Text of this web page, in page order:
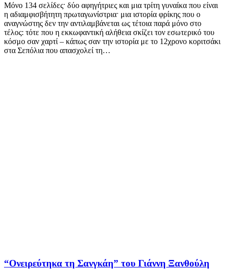
Μόνο 134 σελίδεςˑ δύο αφηγήτριες και μια τρίτη γυναίκα που είναι
η αδιαμφισβήτητη πρωταγωνίστριαˑ μια ιστορία φρίκης που ο
αναγνώστης δεν την αντιλαμβάνεται ως τέτοια παρά μόνο στο
τέλος: τότε που η εκκωφαντική αλήθεια σκίζει τον εσωτερικό του
κόσμο σαν χαρτί – κάπως σαν την ιστορία με το 12χρονο κοριτσάκι
στα Σεπόλια που απασχολεί τη…
“Ονειρεύτηκα τη Σανγκάη” του Γιάννη Ξανθούλη